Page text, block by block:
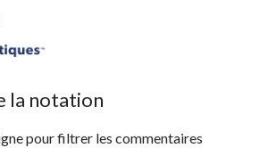
la notation
pour filtrer les commentaires